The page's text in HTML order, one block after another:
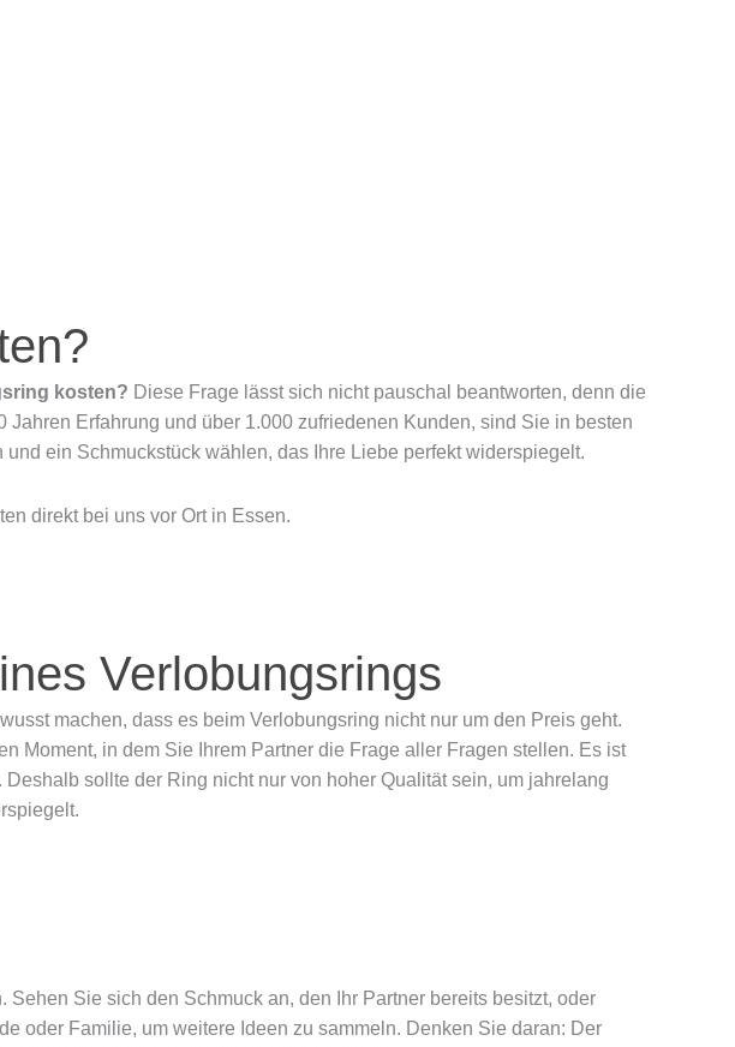
kosten? Diese Frage lässt sich nicht pauschal beantworten, denn die
Jahren Erfahrung und über 1.000 zufriedenen Kunden, sind Sie in besten
ein Schmuckstück wählen, das Ihre Liebe perfekt widerspiegelt.
direkt bei uns vor Ort in Essen.
Verlobungsrings
machen, dass es beim Verlobungsring nicht nur um den Preis geht.
Moment, in dem Sie Ihrem Partner die Frage aller Fragen stellen. Es ist
sollte der Ring nicht nur von hoher Qualität sein, um jahrelang
Sie sich den Schmuck an, den Ihr Partner bereits besitzt, oder
oder Familie, um weitere Ideen zu sammeln. Denken Sie daran: Der